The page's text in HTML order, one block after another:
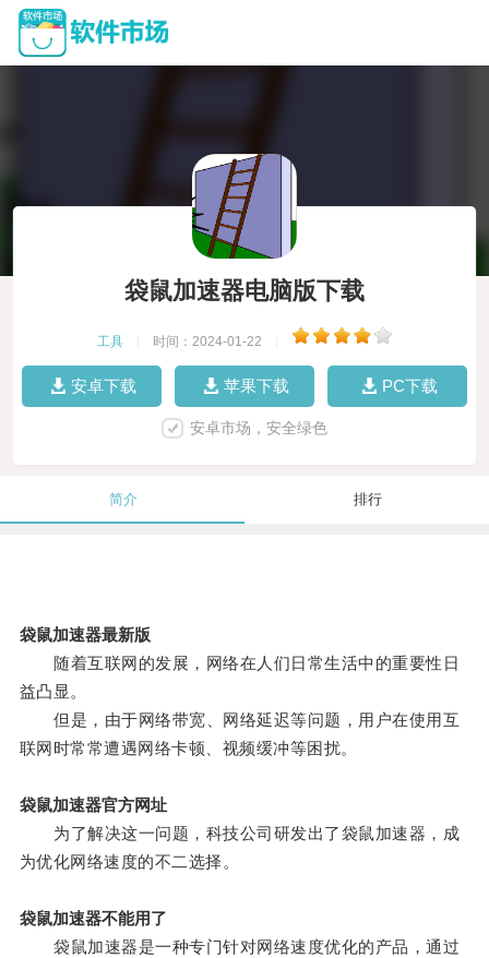
袋鼠加速器电脑版下载
工具 时间：2024-01-22
安卓下载 苹果下载 PC下载
安卓市场，安全绿色
简介 排行
袋鼠加速器最新版
随着互联网的发展，网络在人们日常生活中的重要性日
益凸显。
但是，由于网络带宽、网络延迟等问题，用户在使用互
联网时常常遭遇网络卡顿、视频缓冲等困扰。
袋鼠加速器官方网址
为了解决这一问题，科技公司研发出了袋鼠加速器，成
为优化网络速度的不二选择。
袋鼠加速器不能用了
袋鼠加速器是一种专门针对网络速度优化的产品，通过